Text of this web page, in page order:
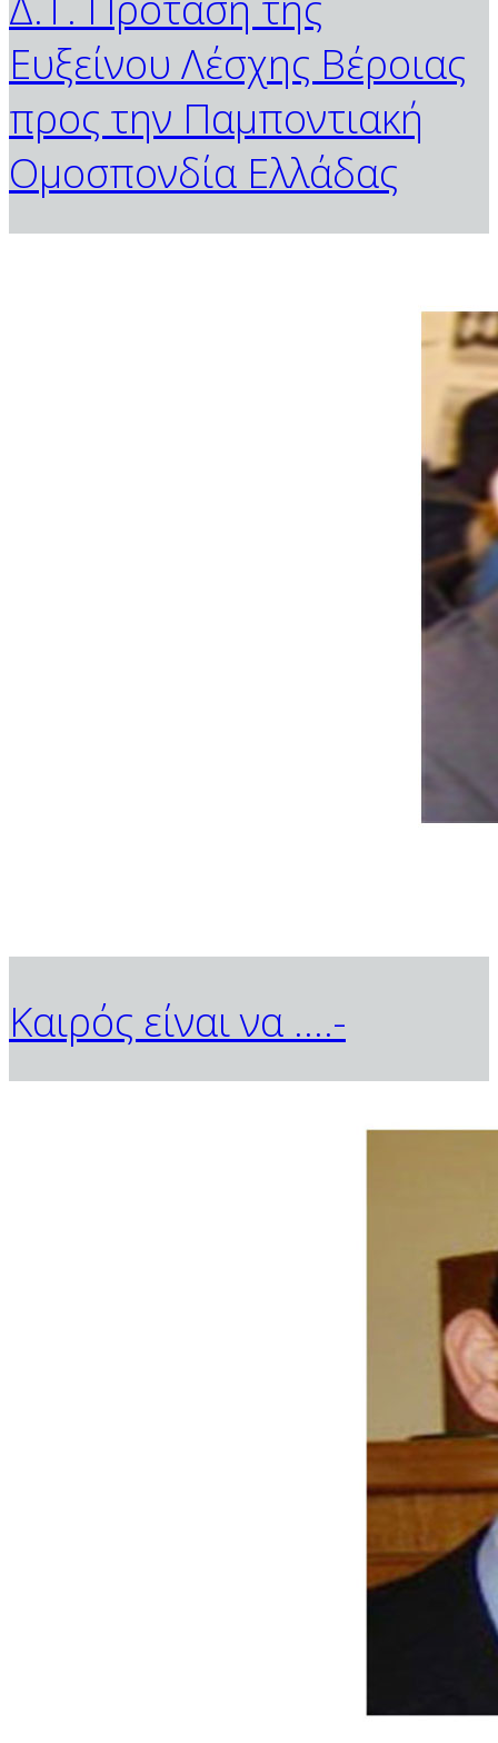
Ευξείνου Λέσχης Βέροιας
προς την Παμποντιακή
Ομοσπονδία Ελλάδας
Καιρός είναι να ....-